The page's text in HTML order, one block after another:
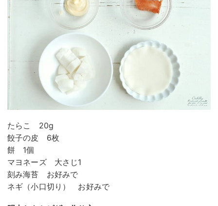
たらこ 20g
餃子の皮 6枚
餅 1個
マヨネーズ 大さじ1
刻み海苔 お好みで
ネギ（小口切り） お好みで